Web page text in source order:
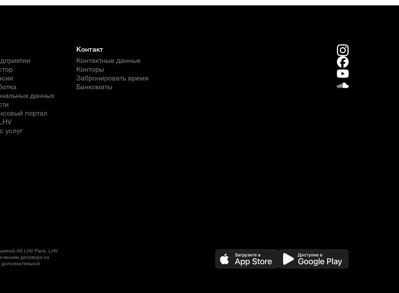
данных
портал
услуг
Контакт
Контактные данные
Конторы
Забронировать время
Банкоматы
AS LHV Pank, LHV
договора на
дополнительной